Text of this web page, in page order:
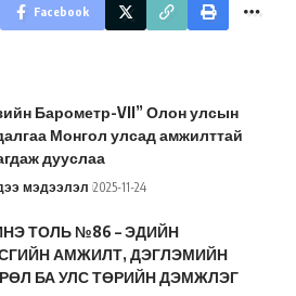
Facebook
Барометр-VII” Олон улсын
Монгол улсад амжилттай
дууслаа
мэдээлэл 2025-11-24
ТОЛЬ №86 – ЭДИЙН
АМЖИЛТ, ДЭГЛЭМИЙН
БА УЛС ТӨРИЙН ДЭМЖЛЭГ